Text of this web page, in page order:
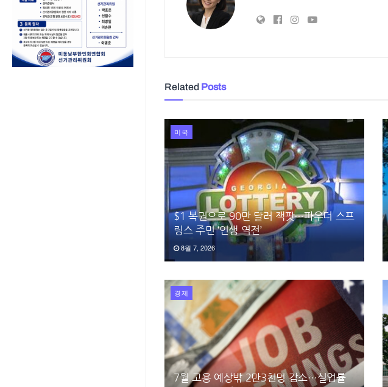
Related Posts
미국
$1 복권으로 90만 달러 잭팟…파우더 스프
링스 주민 ‘인생 역전’
8월 7, 2026
경제
7월 고용 예상밖 2만3천명 감소…실업률